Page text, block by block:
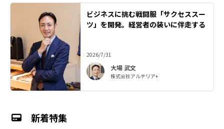
ビジネスに挑む戦闘服「サクセススー
ツ」を開発。経営者の装いに伴走する
2026/7/31
大場 武文
株式会社アルテリア+
新着特集